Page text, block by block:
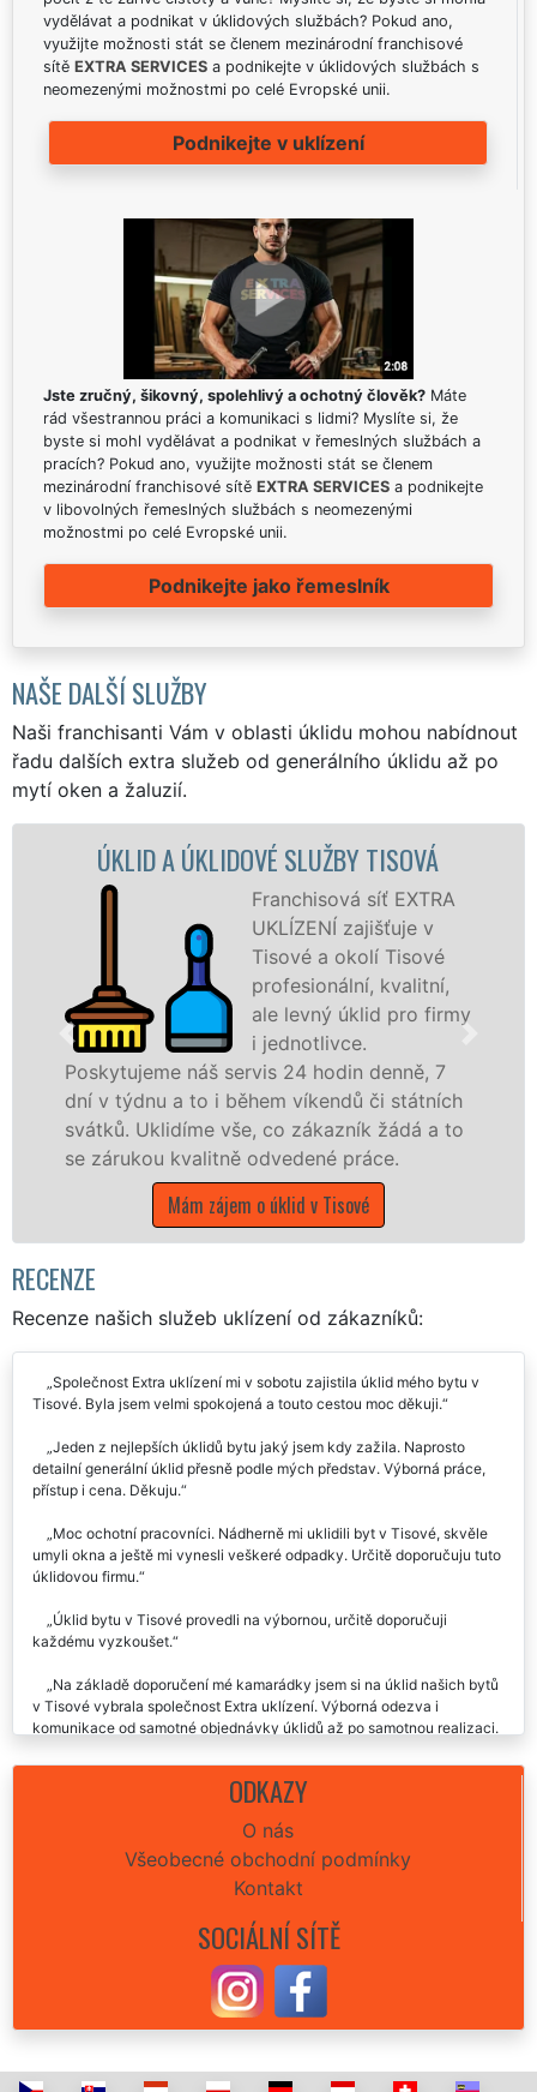
vydělávat a podnikat v úklidových službách? Pokud ano,
využijte možnosti stát se členem mezinárodní franchisové
sítě EXTRA SERVICES a podnikejte v úklidových službách s
neomezenými možnostmi po celé Evropské unii.
Podnikejte v uklízení
Jste zručný, šikovný, spolehlivý a ochotný člověk? Máte
rád všestrannou práci a komunikaci s lidmi? Myslíte si, že
byste si mohl vydělávat a podnikat v řemeslných službách a
pracích? Pokud ano, využijte možnosti stát se členem
mezinárodní franchisové sítě EXTRA SERVICES a podnikejte
v libovolných řemeslných službách s neomezenými
možnostmi po celé Evropské unii.
Podnikejte jako řemeslník
NAŠE DALŠÍ SLUŽBY
Naši franchisanti Vám v oblasti úklidu mohou nabídnout
řadu dalších extra služeb od generálního úklidu až po
mytí oken a žaluzií.
A ÚKLIDOVÉ SLUŽBY TISOVÁ
Franchisová síť EXTRA
UKLÍZENÍ zajišťuje v
Tisové a okolí Tisové
profesionální, kvalitní,
ale levný úklid pro firmy
i jednotlivce.
náš servis 24 hodin denně, 7
a to i během víkendů či státních
vše, co zákazník žádá a to
kvalitně odvedené práce.
Mám zájem o úklid v Tisové
nabízíme
státní
RECENZE
Recenze našich služeb uklízení od zákazníků:
Společnost Extra uklízení mi v sobotu zajistila úklid mého bytu v
Tisové. Byla jsem velmi spokojená a touto cestou moc děkuji.
Jeden z nejlepších úklidů bytu jaký jsem kdy zažila. Naprosto
detailní generální úklid přesně podle mých představ. Výborná práce,
přístup i cena. Děkuju.
Moc ochotní pracovníci. Nádherně mi uklidili byt v Tisové, skvěle
umyli okna a ještě mi vynesli veškeré odpadky. Určitě doporučuju tuto
úklidovou firmu.
Úklid bytu v Tisové provedli na výbornou, určitě doporučuji
každému vyzkoušet.
Na základě doporučení mé kamarádky jsem si na úklid našich bytů
v Tisové vybrala společnost Extra uklízení. Výborná odezva i
komunikace od samotné objednávky úklidů až po samotnou realizaci.
budu využívat i nadále a budu doporučovat.
mého bytu v Tisové. Velmi ochotné slečny, výborná komunikace,
odvedená práce i cena. Určitě každému doporučuji.
Super přístup, ochota, vstřícnost, skvěle odvedená práce úklidu
bytu v Tisové. Děkuji mockrát. Doporučuji.👍😀
Včera, po vystěhování našich dvou bytů v Tisové nám tato
společnost EXTRA SLUŽBY poskytla svoje úklidové služby při úklidu
obou bytů. Naprostá spokojenost, moc moc děkujeme. Jste výborně
sehraní se svými kolegy stěhováky. Stoprocentně doporučuji za
ODKAZY
O nás
Všeobecné obchodní podmínky
Kontakt
SOCIÁLNÍ SÍTĚ